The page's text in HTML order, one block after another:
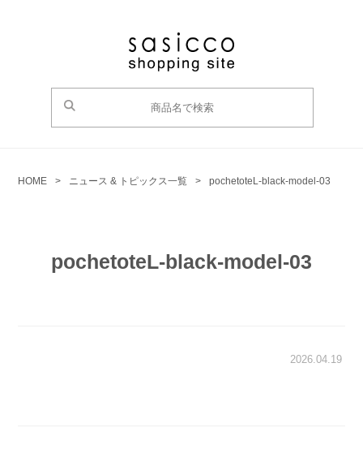
HOME > ニュース & トピックス一覧 > pochetoteL-black-model-03
pochetoteL-black-model-03
2026.04.19